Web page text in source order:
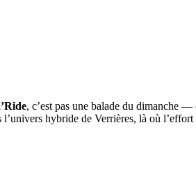
, c’est pas une balade du dimanche
hybride de Verrières, là où